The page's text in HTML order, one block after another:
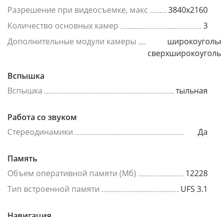
Разрешение при видеосъемке, макс
3840x2160
Количество основных камер
3
Дополнительные модули камеры
Вспышка
Вспышка
тыльная
Работа со звуком
Стереодинамики
Да
Память
Объем оперативной памяти (Мб)
12228
Тип встроенной памяти
UFS 3.1